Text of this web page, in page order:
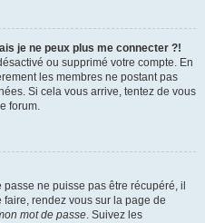
je ne peux plus me connecter ?!
ou supprimé votre compte. En
les membres ne postant pas
Si cela vous arrive, tentez de vous
forum.
ne puisse pas être récupéré, il
rendez vous sur la page de
mot de passe. Suivez les